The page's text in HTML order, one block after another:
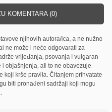
KOMENTARA (0)
njihovih autora/ica, a ne nužno
ne može i neće odgovarati za
vrijeđanja, psovanja i vulgaran
objašnjenja, ali to ne obavezuje
koji krše pravila. Čitanjem prihvatate
biti pronađeni sadržaji koji mogu